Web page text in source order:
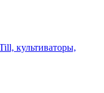
культиваторы,